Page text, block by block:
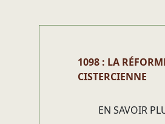
1098 : LA
CISTERCIENNE
EN SAVOIR